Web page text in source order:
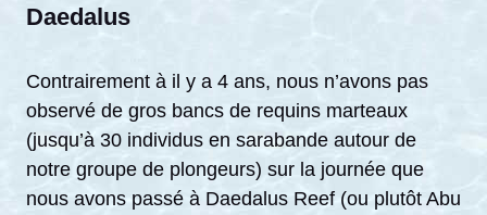
Daedalus
Contrairement à il y a 4 ans, nous n’avons pas
observé de gros bancs de requins marteaux
(jusqu’à 30 individus en sarabande autour de
notre groupe de plongeurs) sur la journée que
nous avons passé à Daedalus Reef (ou plutôt Abu